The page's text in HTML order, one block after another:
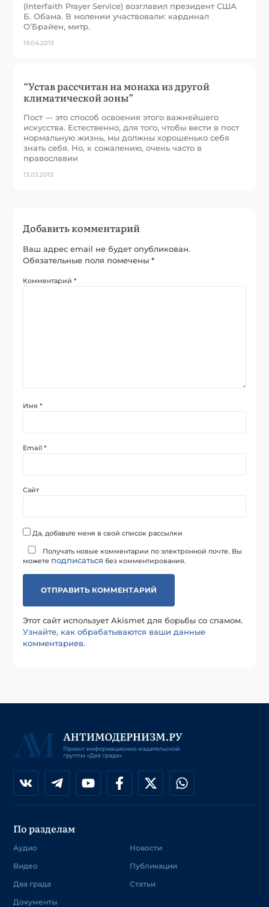
(Interfaith Prayer Service) возглавил президент США
Б. Обама. В молении участвовали: кардинал
О’Брайен, митр.
19.04.2013
“Устав рассчитан на монаха из другой
климатической зоны”
Пост — это способ освоения этого важнейшего
искусства. Естественно, для того, чтобы вести в пост
нормальную жизнь, мы должны хорошенько себя
знать себя. Но, к сожалению, очень часто в
православии
13.03.2013
Добавить комментарий
Ваш адрес email не будет опубликован.
Обязательные поля помечены*
Комментарий*
Имя*
Email*
Сайт
Да, добавьте меня в свой список рассылки
Получать новые комментарии по электронной почте. Вы
можете подписаться без комментирования.
Этот сайт использует Akismet для борьбы со спамом.
Узнайте, как обрабатываются ваши данные
комментариев.
По разделам
Аудио
Видео
Два града
Документы
Новости
Публикации
Статьи